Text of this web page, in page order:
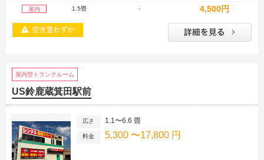
屋内 1.5畳 - 4,500円
屋内型トランクルーム
US鈴鹿蔵箕田駅前
広さ 1.1〜6.6 畳
料金 5,300 〜17,800 円